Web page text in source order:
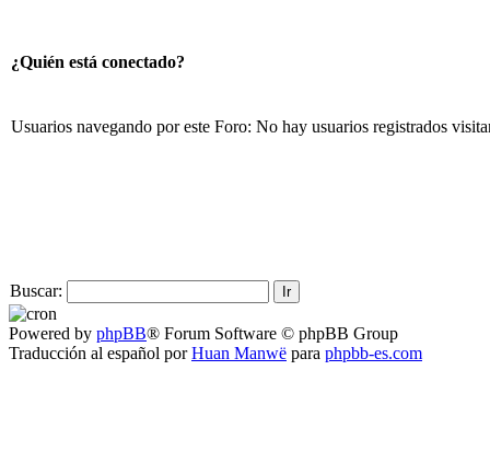
¿Quién está conectado?
Usuarios navegando por este Foro: No hay usuarios registrados
Buscar:
Powered by phpBB® Forum Software © phpBB Group
Traducción al español porHuan Manwë para phpbb-es.com